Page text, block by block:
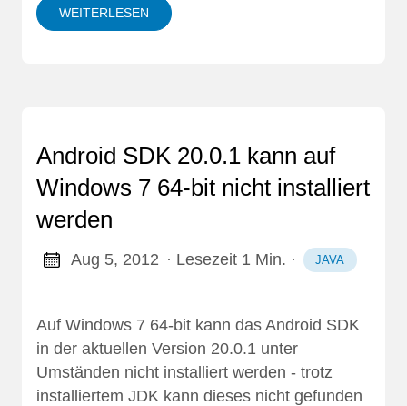
WEITERLESEN
Android SDK 20.0.1 kann auf
Windows 7 64-bit nicht installiert
werden
Aug 5, 2012 · Lesezeit 1 Min. · JAVA
Auf Windows 7 64-bit kann das Android SDK
in der aktuellen Version 20.0.1 unter
Umständen nicht installiert werden - trotz
installiertem JDK kann dieses nicht gefunden